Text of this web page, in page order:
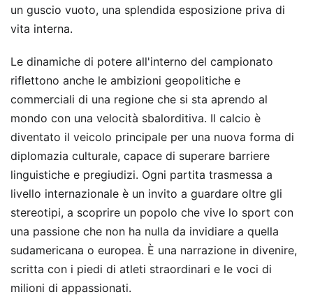
un guscio vuoto, una splendida esposizione priva di
vita interna.
Le dinamiche di potere all'interno del campionato
riflettono anche le ambizioni geopolitiche e
commerciali di una regione che si sta aprendo al
mondo con una velocità sbalorditiva. Il calcio è
diventato il veicolo principale per una nuova forma di
diplomazia culturale, capace di superare barriere
linguistiche e pregiudizi. Ogni partita trasmessa a
livello internazionale è un invito a guardare oltre gli
stereotipi, a scoprire un popolo che vive lo sport con
una passione che non ha nulla da invidiare a quella
sudamericana o europea. È una narrazione in divenire,
scritta con i piedi di atleti straordinari e le voci di
milioni di appassionati.